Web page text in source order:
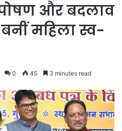
और बदलाव
महिला स्व-
0 45 3 minutes read